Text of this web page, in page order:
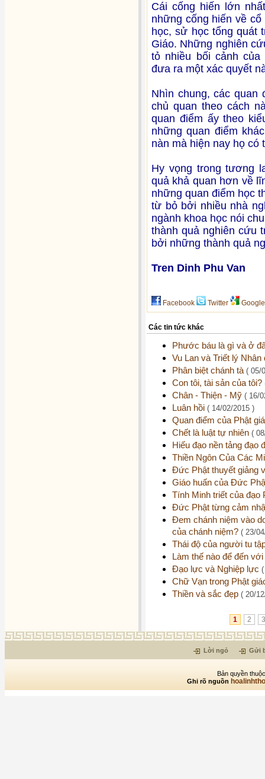
Cái cống hiến lớn
những cống hiến về
học, sử học tổng quát
Giáo. Những nghiên
tỏ nhiều bối cảnh
đưa ra một xác quyết
Nhìn chung, các quan
chủ quan theo cách
quan điểm ấy theo
những quan điểm
nàn mà hiện nay họ có
Hy vọng trong tương
quả khả quan hơn về
những quan điểm học
từ bỏ bởi nhiều nhà
ngành khoa học nói
thành quả nghiên cứu
bởi những thành quả
Tren Dinh Phu Van
Facebook Twitter Google
Các tin tức khác
Phước báu là gì và ở
Vu Lan và Triết lý
Phân biệt chánh tà ( 05/
Con tôi, tài sản của tôi?
Chân - Thiện - Mỹ ( 16/
Luân hồi ( 14/02/2015 )
Quan điểm của Phật
Chết là luật tự nhiên (
Hiếu đạo nền tảng
Thiền Ngôn Của Các
Đức Phật thuyết giảng
Giáo huấn của Đức
Tính Minh triết của đạo
Đức Phật từng cảm
Đem chánh niệm vào
của chánh niệm? ( 23/
Thái độ của người tu
Làm thế nào để đến
Đạo lực và Nghiệp lực
Chữ Vạn trong Phật
Thiền và sắc đẹp ( 20/
1 2 3
Lời ngỏ Gửi
Bản quyền
Ghi rõ nguồn